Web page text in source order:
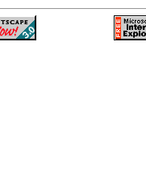
——————————